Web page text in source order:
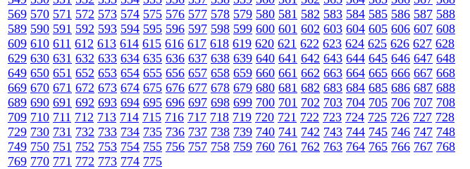
569 570 571 572 573 574 575 576 577 578 579 580 581 582 583 584 585 586 587 588
589 590 591 592 593 594 595 596 597 598 599 600 601 602 603 604 605 606 607 608
609 610 611 612 613 614 615 616 617 618 619 620 621 622 623 624 625 626 627 628
629 630 631 632 633 634 635 636 637 638 639 640 641 642 643 644 645 646 647 648
649 650 651 652 653 654 655 656 657 658 659 660 661 662 663 664 665 666 667 668
669 670 671 672 673 674 675 676 677 678 679 680 681 682 683 684 685 686 687 688
689 690 691 692 693 694 695 696 697 698 699 700 701 702 703 704 705 706 707 708
709 710 711 712 713 714 715 716 717 718 719 720 721 722 723 724 725 726 727 728
729 730 731 732 733 734 735 736 737 738 739 740 741 742 743 744 745 746 747 748
749 750 751 752 753 754 755 756 757 758 759 760 761 762 763 764 765 766 767 768
769 770 771 772 773 774 775